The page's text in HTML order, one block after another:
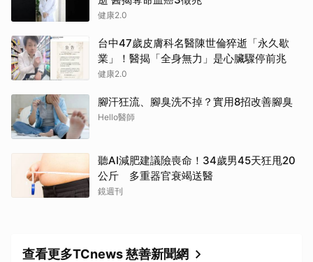
健康2.0
台中47歲皮膚科名醫陳世倫猝逝「永久歇
業」！醫揭「全身無力」是心臟驟停前兆
健康2.0
腳汗狂流、腳臭洗不掉？實用8招改善腳臭
Hello醫師
聽AI減肥建議險喪命！34歲男45天狂甩20
公斤 多重器官衰竭送醫
鏡週刊
查看更多TCnews 慈善新聞網